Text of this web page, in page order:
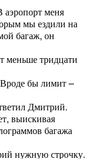
меня
мы ездили на
багаж, он
меньше тридцати
бы лимит –
Дмитрий.
выискивая
багажа
нужную строчку.